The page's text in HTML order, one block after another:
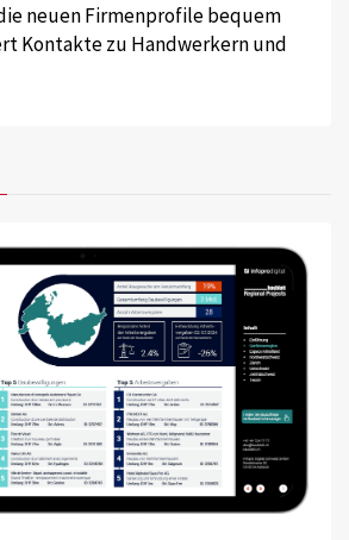
neuen Firmenprofile bequem
Kontakte zu Handwerkern und